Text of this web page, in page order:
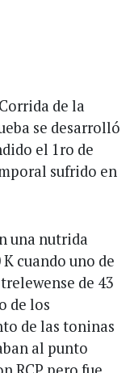
de la
se desarrolló
el 1ro de
sufrido en
una nutrida
cuando uno de
de 43
de los
de las toninas
al punto